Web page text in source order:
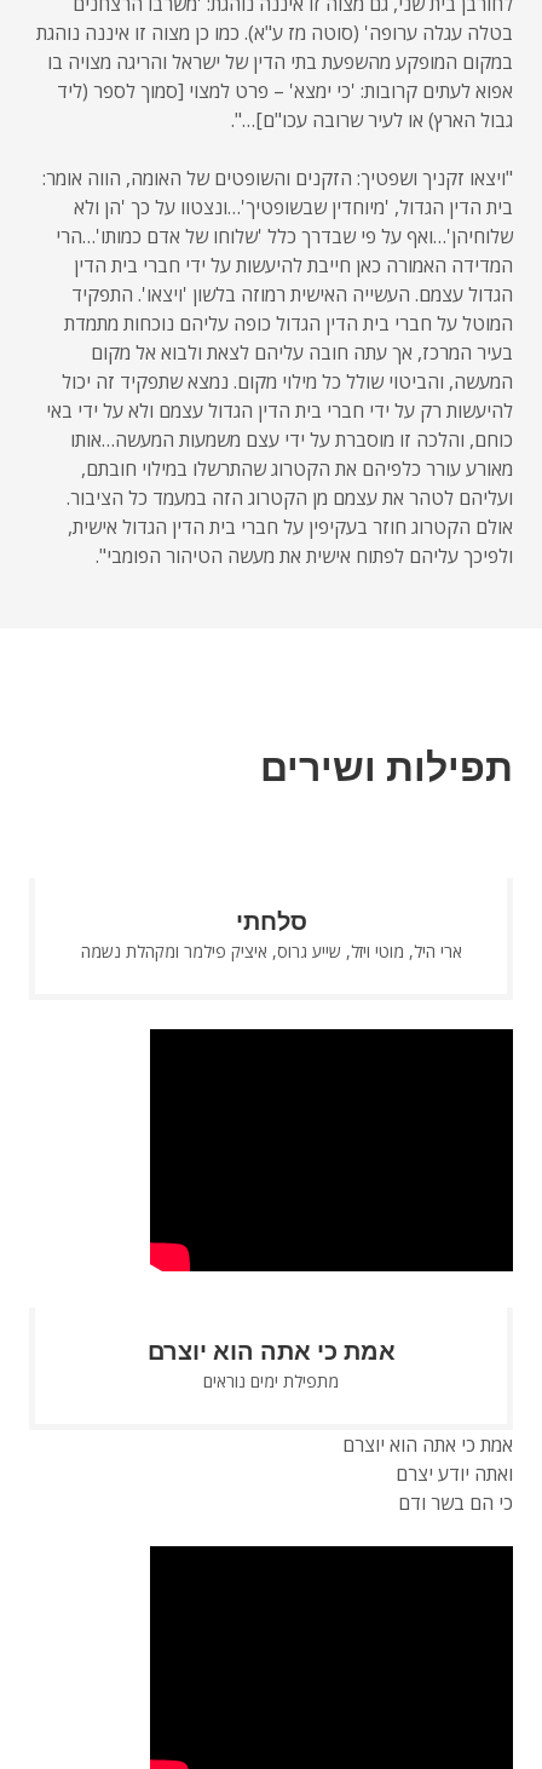
בטלה עגלה ערופה' (סוטה מז ע"א). כמו כן מצוה זו איננה נוהגת
במקום המופקע מהשפעת בתי הדין של ישראל והריגה מצויה בו
אפוא לעתים קרובות: 'כי ימצא' – פרט למצוי [סמוך לספר (ליד
גבול הארץ) או לעיר שרובה עכו"ם]…".
"ויצאו זקניך ושפטיך: הזקנים והשופטים של האומה, הווה אומר:
בית הדין הגדול, 'מיוחדין שבשופטיך'…ונצטוו על כך 'הן ולא
שלוחיהן'…ואף על פי שבדרך כלל 'שלוחו של אדם כמותו'…הרי
המדידה האמורה כאן חייבת להיעשות על ידי חברי בית הדין
הגדול עצמם. העשייה האישית רמוזה בלשון 'ויצאו'. התפקיד
המוטל על חברי בית הדין הגדול כופה עליהם נוכחות מתמדת
בעיר המרכז, אך עתה חובה עליהם לצאת ולבוא אל מקום
המעשה, והביטוי שולל כל מילוי מקום. נמצא שתפקיד זה יכול
להיעשות רק על ידי חברי בית הדין הגדול עצמם ולא על ידי באי
כוחם, והלכה זו מוסברת על ידי עצם משמעות המעשה…אותו
מאורע עורר כלפיהם את הקטרוג שהתרשלו במילוי חובתם,
ועליהם לטהר את עצמם מן הקטרוג הזה במעמד כל הציבור.
אולם הקטרוג חוזר בעקיפין על חברי בית הדין הגדול אישית,
ולפיכך עליהם לפתוח אישית את מעשה הטיהור הפומבי".
תפילות ושירים
סלחתי
ארי היל, מוטי ויזל, שייע גרוס, איציק פילמר ומקהלת נשמה
אמת כי אתה הוא יוצרם
מתפילת ימים נוראים
אמת כי אתה הוא יוצרם
ואתה יודע יצרם
כי הם בשר ודם